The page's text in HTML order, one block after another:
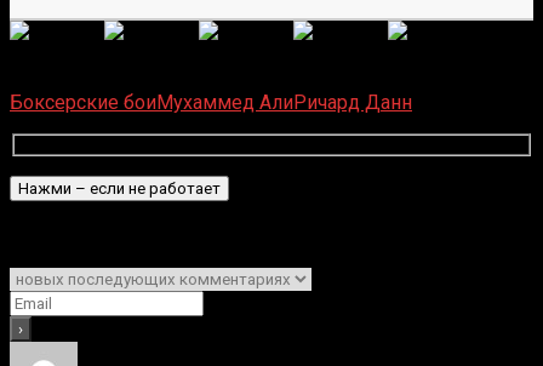
Боксерские боиМухаммед АлиРичард Данн